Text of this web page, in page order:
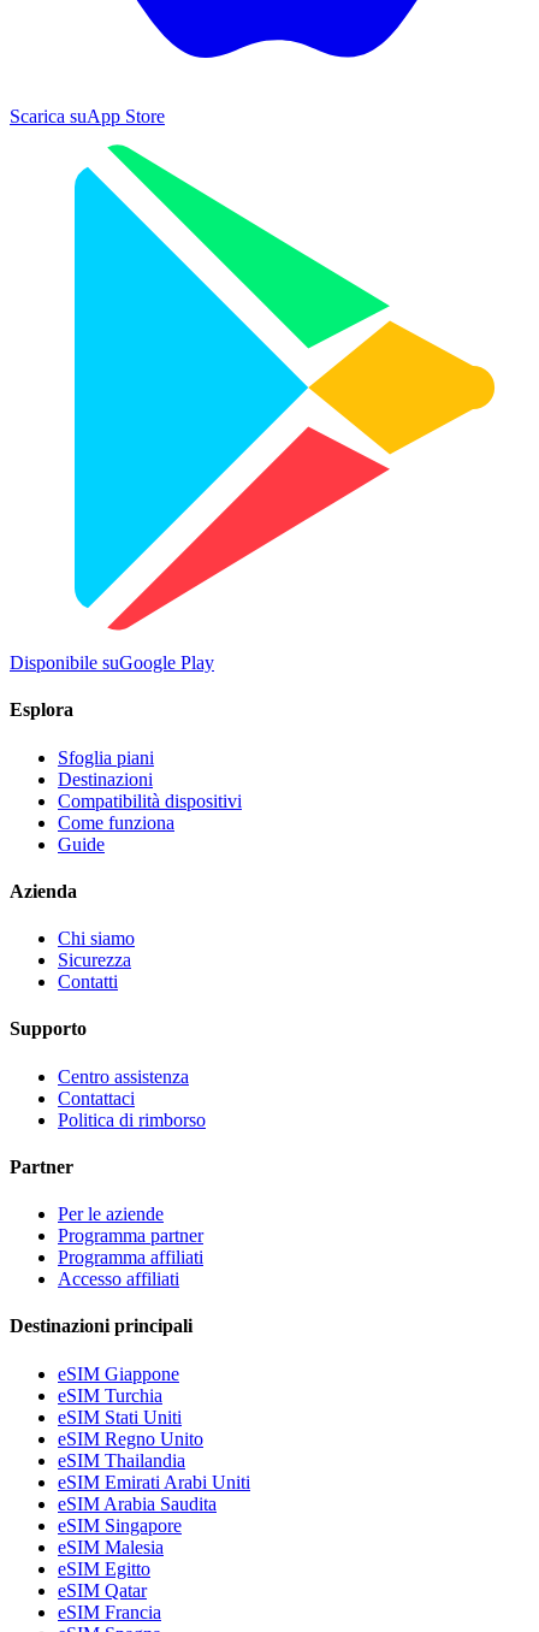
Scarica suApp Store
Disponibile suGoogle Play
Esplora
Sfoglia piani
Destinazioni
Compatibilità dispositivi
Come funziona
Guide
Azienda
Chi siamo
Sicurezza
Contatti
Supporto
Centro assistenza
Contattaci
Politica di rimborso
Partner
Per le aziende
Programma partner
Programma affiliati
Accesso affiliati
Destinazioni principali
eSIM Giappone
eSIM Turchia
eSIM Stati Uniti
eSIM Regno Unito
eSIM Thailandia
eSIM Emirati Arabi Uniti
eSIM Arabia Saudita
eSIM Singapore
eSIM Malesia
eSIM Egitto
eSIM Qatar
eSIM Francia